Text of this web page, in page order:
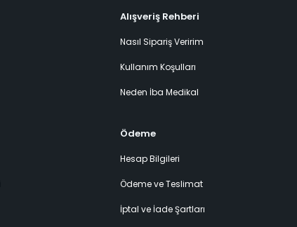
Alışveriş Rehberi
Nasıl Sipariş Veririm
Kullanım Koşulları
Neden İba Medikal
Ödeme
Hesap Bilgileri
Ödeme ve Teslimat
İptal ve İade Şartları